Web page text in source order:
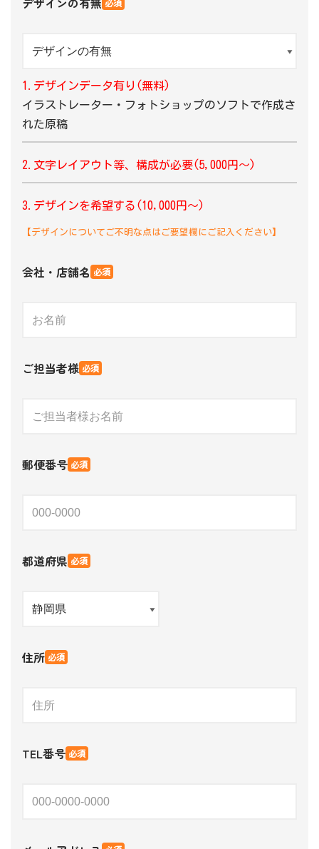
必須
1.デザインデータ有り(無料)
イラストレーター・フォトショップのソフトで作成さ
れた原稿
2.文字レイアウト等、構成が必要(5,000円〜)
3.デザインを希望する(10,000円〜)
【デザインについてご不明な点はご要望欄にご記入ください】
会社・店舗名 必須
ご担当者様 必須
郵便番号 必須
都道府県 必須
住所 必須
TEL番号 必須